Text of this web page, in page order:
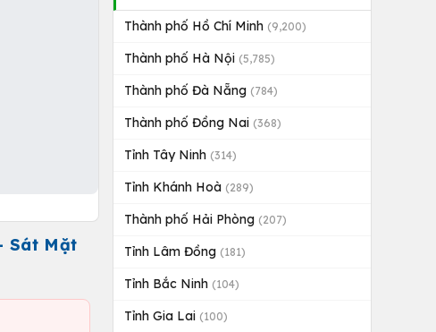
Sát Mặt
Thành phố Hồ Chí Minh (9,200)
Thành phố Hà Nội (5,785)
Thành phố Đà Nẵng (784)
Thành phố Đồng Nai (368)
Tỉnh Tây Ninh (314)
Tỉnh Khánh Hoà (289)
Thành phố Hải Phòng (207)
Tỉnh Lâm Đồng (181)
Tỉnh Bắc Ninh (104)
Tỉnh Gia Lai (100)